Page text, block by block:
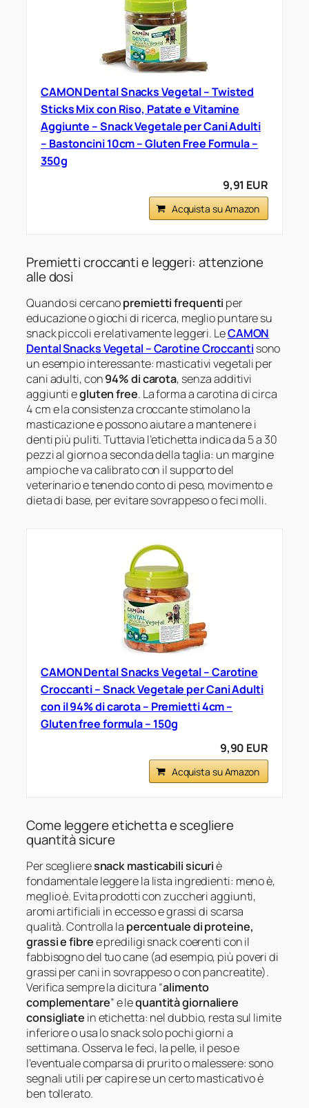
CAMON Dental Snacks Vegetal – Twisted
Sticks Mix con Riso, Patate e Vitamine
Aggiunte – Snack Vegetale per Cani Adulti
– Bastoncini 10cm – Gluten Free Formula –
350g
9,91 EUR
Acquista su Amazon
Premietti croccanti e leggeri: attenzione
alle dosi
Quando si cercanopremietti frequenti per
educazione o giochi di ricerca, meglio puntare su
snack piccoli e relativamente leggeri. LeCAMON
Dental Snacks Vegetal – Carotine Croccanti sono
un esempio interessante: masticativi vegetali per
cani adulti, con94% di carota, senza additivi
aggiunti egluten free. La forma a carotina di circa
4 cm e la consistenza croccante stimolano la
masticazione e possono aiutare a mantenere i
denti più puliti. Tuttavia l’etichetta indica da 5 a 30
pezzi al giorno a seconda della taglia: un margine
ampio che va calibrato con il supporto del
veterinario e tenendo conto di peso, movimento e
dieta di base, per evitare sovrappeso o feci molli.
CAMON Dental Snacks Vegetal – Carotine
Croccanti – Snack Vegetale per Cani Adulti
con il 94% di carota – Premietti 4cm –
Gluten free formula – 150g
9,90 EUR
Acquista su Amazon
Come leggere etichetta e scegliere
quantità sicure
Per sceglieresnack masticabili sicuriè
fondamentale leggere la lista ingredienti: meno è,
meglio è. Evita prodotti con zuccheri aggiunti,
aromi artificiali in eccesso e grassi di scarsa
qualità. Controlla la percentuale di proteine,
grassi e fibree prediligi snack coerenti con il
fabbisogno del tuo cane (ad esempio, più poveri di
grassi per cani in sovrappeso o con pancreatite).
Verifica sempre la dicitura “alimento
complementare” e lequantità giornaliere
consigliate in etichetta: nel dubbio, resta sul limite
inferiore o usa lo snack solo pochi giorni a
settimana. Osserva le feci, la pelle, il peso e
l’eventuale comparsa di prurito o malessere: sono
segnali utili per capire se un certo masticativo è
ben tollerato.